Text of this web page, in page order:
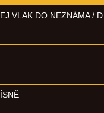
VLAK DO NEZNÁMA /